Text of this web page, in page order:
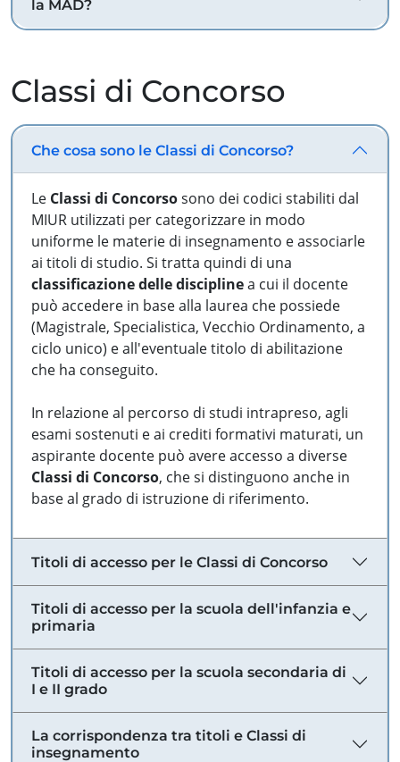
la MAD?
Classi di Concorso
Che cosa sono le Classi di Concorso?
Le Classi di Concorsosono dei codici stabiliti dal
MIUR utilizzati per categorizzare in modo
uniforme le materie di insegnamento e associarle
ai titoli di studio. Si tratta quindi di una
classificazione delle disciplinea cui il docente
può accedere in base alla laurea che possiede
(Magistrale, Specialistica, Vecchio Ordinamento, a
ciclo unico) e all'eventuale titolo di abilitazione
che ha conseguito.
In relazione al percorso di studi intrapreso, agli
esami sostenuti e ai crediti formativi maturati, un
aspirante docente può avere accesso a diverse
Classi di Concorso, che si distinguono anche in
base al grado di istruzione di riferimento.
Titoli di accesso per le Classi di Concorso
Titoli di accesso per la scuola dell'infanzia e
primaria
Titoli di accesso per la scuola secondaria di
I e II grado
La corrispondenza tra titoli e Classi di
insegnamento